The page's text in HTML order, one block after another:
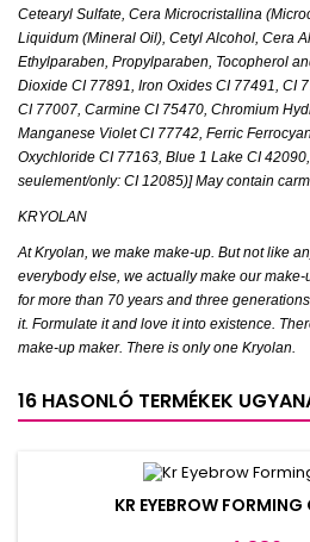
Cetearyl Sulfate, Cera Microcristallina
Liquidum (Mineral Oil), Cetyl Alcohol, Cera
Ethylparaben, Propylparaben, Tocopherol
Dioxide CI 77891, Iron Oxides CI 77491, CI
CI 77007, Carmine CI 75470, Chromium
Manganese Violet CI 77742, Ferric
Oxychloride CI 77163, Blue 1 Lake CI
seulement/only: CI 12085)] May contain
KRYOLAN
At Kryolan, we make make-up. But not like
everybody else, we actually make our make-
for more than 70 years and three
it. Formulate it and love it into existence.
make-up maker. There is only one Kryolan.
16 HASONLÓ TERMÉKEK
KR EYEBROW